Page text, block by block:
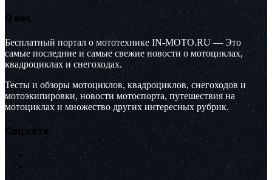
О нас
Бесплатный портал о мототехнике IN-MOTO.RU — Это
самые последние и самые свежие новости о мотоциклах,
квадроциклах и снегоходах.
Тесты и обзоры мотоциклов, квадроциклов, снегоходов и
мотоэкипировки, новости мотоспорта, путешествия на
мотоциклах и множество других интересных рубрик.
Соц.сети